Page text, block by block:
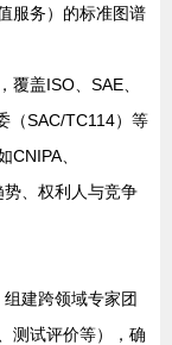
服务）的标准图谱
覆盖ISO、SAE、
（SAC/TC114）等
、
、权利人与竞争
组建跨领域专家团
测试评价等），确